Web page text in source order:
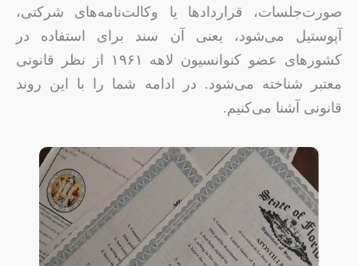
صورت‌جلسات، قراردادها یا وکالت‌نامه‌های شرکتی،
آپوستیل می‌شود، یعنی آن سند برای استفاده در
کشورهای عضو کنوانسیون لاهه ۱۹۶۱ از نظر قانونی
معتبر شناخته می‌شود. در ادامه شما را با این روند
قانونی آشنا می‌کنیم.